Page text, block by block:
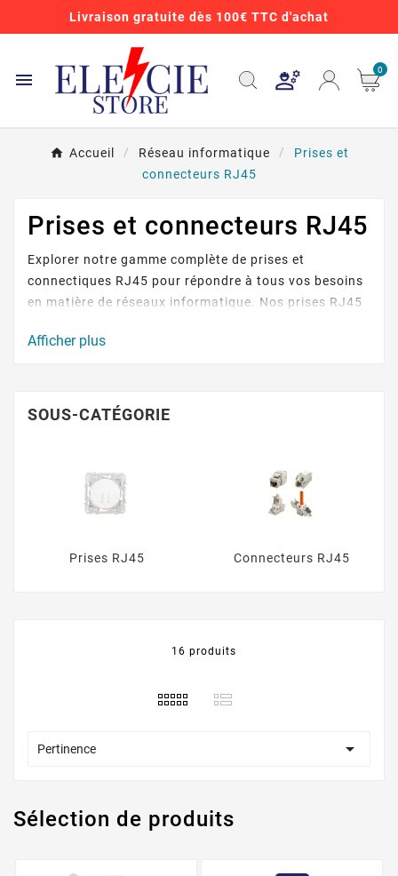
Livraison gratuite dès 100€ TTC d'achat
 0
Accueil Réseau informatique
Prises et
connecteurs RJ45
Prises et connecteurs RJ45
Explorer notre gamme complète de prises et
connectiques RJ45 pour répondre à tous vos besoins
en matière de réseaux informatique. Nos prises RJ45
fiable pour vos câbles Ethernet. Choisissez parmi une
Que vous soyez un professionnel des réseaux ou un
pour optimiser vos transfert de données. Faites
confiance à ELECIE pour des prises et connectiques
RJ45 durables, faciles à installer et compatibles avec
et améliorez la performance de votre infrastructure
Afficher plus
SOUS-CATÉGORIE
Prises RJ45 Connecteurs RJ45
16 produits
Pertinence 
Sélection de produits